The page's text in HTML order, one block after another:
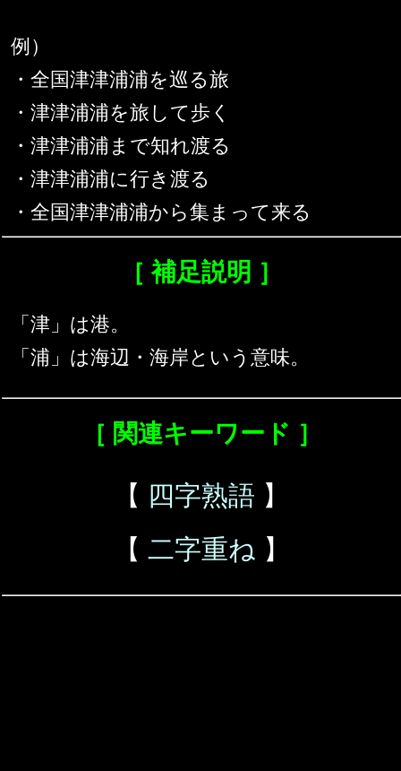
例）
・全国津津浦浦を巡る旅
・津津浦浦を旅して歩く
・津津浦浦まで知れ渡る
・津津浦浦に行き渡る
・全国津津浦浦から集まって来る
［ 補足説明 ］
「津」は港。
「浦」は海辺・海岸という意味。
［ 関連キーワード ］
【 四字熟語 】
【 二字重ね 】